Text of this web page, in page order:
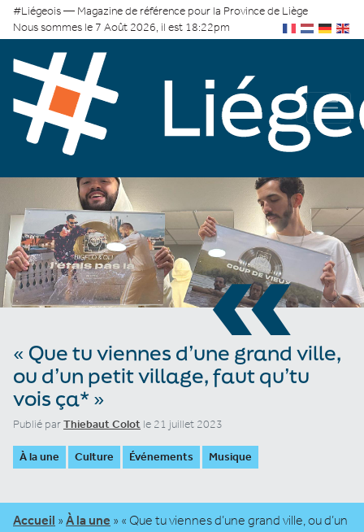
#Liégeois — Magazine de référence pour la Province de Liège
Nous sommes le 7 Août 2026, il est 18:22pm
«
« Que tu viennes d’une grand ville,
ou d’un petit village, faut qu’tu
vois ça* »
Publié parThiebaut Colot le 21 juillet 2023
À la une Culture Événements Musique
Accueil » À la une » « Que tu viennes d’une grand ville, ou d’un